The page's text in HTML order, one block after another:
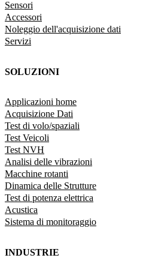
Sensori
Accessori
Noleggio dell'acquisizione dati
Servizi
SOLUZIONI
Applicazioni home
Acquisizione Dati
Test di volo/spaziali
Test Veicoli
Test NVH
Analisi delle vibrazioni
Macchine rotanti
Dinamica delle Strutture
Test di potenza elettrica
Acustica
Sistema di monitoraggio
INDUSTRIE